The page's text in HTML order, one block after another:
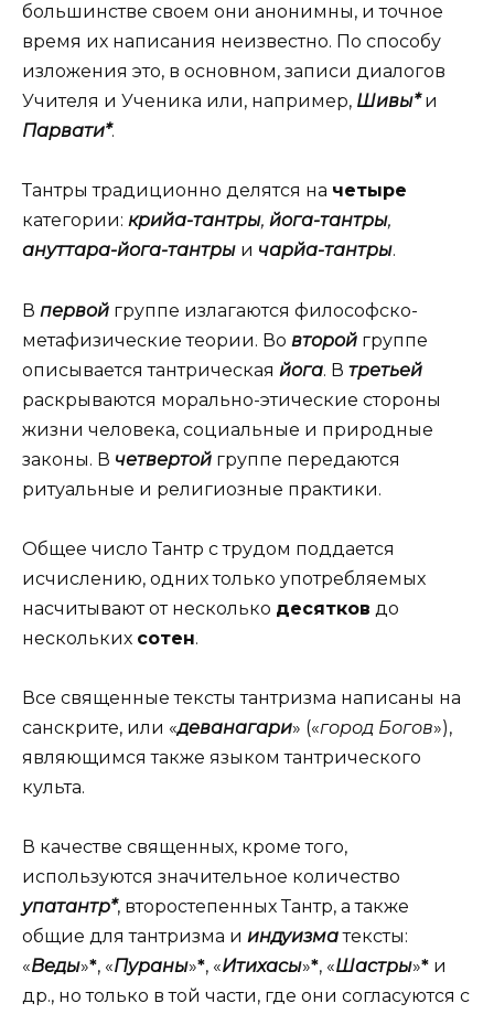
большинстве своем они анонимны, и точное
время их написания неизвестно. По способу
изложения это, в основном, записи диалогов
Учителя и Ученика или, например, Шивы*и
Парвати*.
Тантры традиционно делятся на четыре
категории: крийа-тантры, йога-тантры,
ануттара-йога-тантры и чарйа-тантры.
В первой группе излагаются философско-
метафизические теории. Во второй группе
описывается тантрическая йога. В третьей
раскрываются морально-этические стороны
жизни человека, социальные и природные
законы. В четвертой группе передаются
ритуальные и религиозные практики.
Общее число Тантр с трудом поддается
исчислению, одних только употребляемых
насчитывают от несколько десятков до
нескольких сотен.
Все священные тексты тантризма написаны на
санскрите, или «деванагари» («город Богов»),
являющимся также языком тантрического
культа.
В качестве священных, кроме того,
используются значительное количество
упатантр*, второстепенных Тантр, а также
общие для тантризма и индуизматексты:
«Веды»*, «Пураны»*, «Итихасы»*, «Шастры»* и
др., но только в той части, где они согласуются с